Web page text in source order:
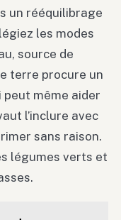
un rééquilibrage
les modes
source de
terre procure un
même aider
l’inclure avec
sans raison.
légumes verts et